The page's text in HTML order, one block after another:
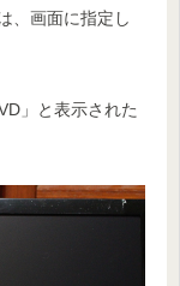
、画面に指定し
」と表示された